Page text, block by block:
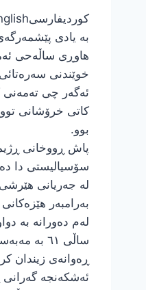
کوردیفارسی
بە یادی
هاوڕی ساڵەحی ئەمین پەنا ساڵی ١٣٤٢ی هەتاوی لە نێو بنەماڵەیەکی
خوێندنی
ئەگەر چی تەمەنی
کاتی خرۆشانی
بوو.
پاش ڕووخانی
سۆسیالیستی دا
بەرامبەر
لەم دەورانە بە
ساڵی ٦١
ڕەوانەی زیندان
ئەشکەنجە گەرانی